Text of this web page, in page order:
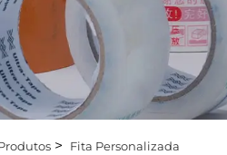
> Fita Personalizada